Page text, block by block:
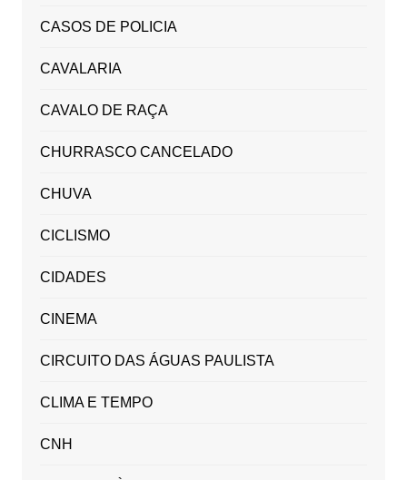
CASOS DE POLICIA
CAVALARIA
CAVALO DE RAÇA
CHURRASCO CANCELADO
CHUVA
CICLISMO
CIDADES
CINEMA
CIRCUITO DAS ÁGUAS PAULISTA
CLIMA E TEMPO
CNH